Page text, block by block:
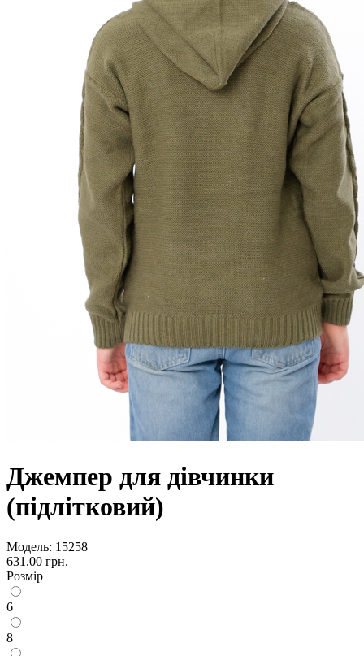
Джемпер для дівчинки
(підлітковий)
Модель: 15258
631.00 грн.
Розмір
6
8